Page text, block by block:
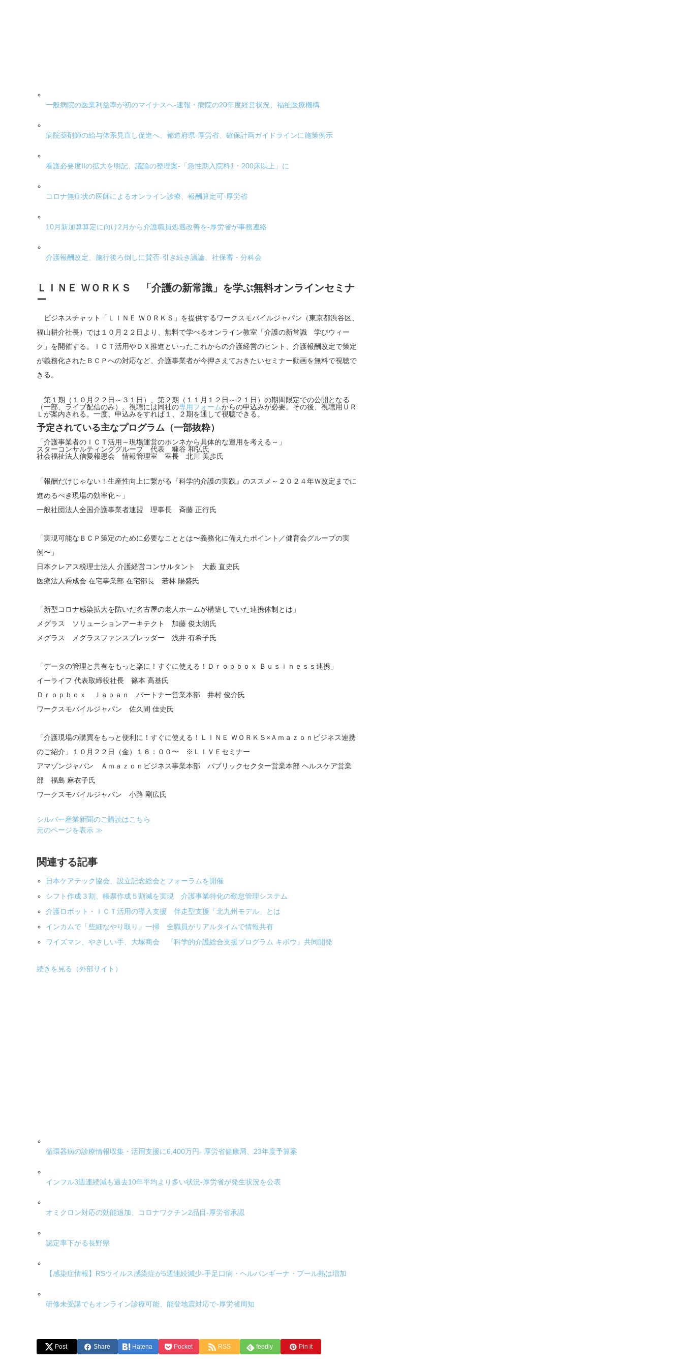
一般病院の医業利益率が初のマイナスへ-速報・病院の20年度経営状況、福祉医療機構
病院薬剤師の給与体系見直し促進へ、都道府県-厚労省、確保計画ガイドラインに施策例示
看護必要度IIの拡大を明記、議論の整理案-「急性期入院料1・200床以上」に
コロナ無症状の医師によるオンライン診療、報酬算定可-厚労省
10月新加算算定に向け2月から介護職員処遇改善を-厚労省が事務連絡
介護報酬改定、施行後ろ倒しに賛否-引き続き議論、社保審・分科会
ＬＩＮＥ ＷＯＲＫＳ 「介護の新常識」を学ぶ無料オンラインセミナ
ー
ビジネスチャット「ＬＩＮＥ ＷＯＲＫＳ」を提供するワークスモバイルジャパン（東京都渋谷区、
福山耕介社長）では１０月２２日より、無料で学べるオンライン教室「介護の新常識 学びウィー
ク」を開催する。ＩＣＴ活用やＤＸ推進といったこれからの介護経営のヒント、介護報酬改定で策定
が義務化されたＢＣＰへの対応など、介護事業者が今押さえておきたいセミナー動画を無料で視聴で
きる。
第１期（１０月２２日～３１日）、第２期（１１月１２日～２１日）の期間限定での公開となる
（一部、ライブ配信のみ）。視聴には同社の専用フォームからの申込みが必要。その後、視聴用ＵＲ
Ｌが案内される。一度、申込みをすれば１、２期を通して視聴できる。
予定されている主なプログラム（一部抜粋）
「介護事業者のＩＣＴ活用～現場運営のホンネから具体的な運用を考える～」
スターコンサルティンググループ 代表 糠谷 和弘氏
社会福祉法人信愛報恩会 情報管理室 室長 北川 美歩氏
「報酬だけじゃない！生産性向上に繋がる『科学的介護の実践』のススメ～２０２４年Ｗ改定までに
進めるべき現場の効率化～」
一般社団法人全国介護事業者連盟 理事長 斉藤 正行氏
「実現可能なＢＣＰ策定のために必要なこととは〜義務化に備えたポイント／健育会グループの実
例〜」
日本クレアス税理士法人 介護経営コンサルタント 大藪 直史氏
医療法人喬成会 在宅事業部 在宅部長 若林 陽盛氏
「新型コロナ感染拡大を防いだ名古屋の老人ホームが構築していた連携体制とは」
メグラス ソリューションアーキテクト 加藤 俊太朗氏
メグラス メグラスファンスプレッダー 浅井 有希子氏
「データの管理と共有をもっと楽に！すぐに使える！Ｄｒｏｐｂｏｘ Ｂｕｓｉｎｅｓｓ連携」
イーライフ 代表取締役社長 篠本 高基氏
Ｄｒｏｐｂｏｘ Ｊａｐａｎ パートナー営業本部 井村 俊介氏
ワークスモバイルジャパン 佐久間 佳史氏
「介護現場の購買をもっと便利に！すぐに使える！ＬＩＮＥ ＷＯＲＫＳ×Ａｍａｚｏｎビジネス連携
のご紹介」
１０月２２日（金）１６：００〜 ※ＬＩＶＥセミナー
アマゾンジャパン Ａｍａｚｏｎビジネス事業本部 パブリックセクター営業本部 ヘルスケア営業
部 福島 麻衣子氏
ワークスモバイルジャパン 小路 剛広氏
シルバー産業新聞のご購読はこちら
元のページを表示 ≫
関連する記事
日本ケアテック協会、設立記念総会とフォーラムを開催
シフト作成３割、帳票作成５割減を実現 介護事業特化の勤怠管理システム
介護ロボット・ＩＣＴ活用の導入支援 伴走型支援「北九州モデル」とは
インカムで「些細なやり取り」一掃 全職員がリアルタイムで情報共有
ワイズマン、やさしい手、大塚商会 『科学的介護総合支援プログラム キボウ』共同開発
続きを見る（外部サイト）
循環器病の診療情報収集・活用支援に6,400万円- 厚労省健康局、23年度予算案
インフル3週連続減も過去10年平均より多い状況-厚労省が発生状況を公表
オミクロン対応の効能追加、コロナワクチン2品目-厚労省承認
認定率下がる長野県
【感染症情報】RSウイルス感染症が5週連続減少-手足口病・ヘルパンギーナ・プール熱は増加
研修未受講でもオンライン診療可能、能登地震対応で-厚労省周知
Post Share Hatena Pocket RSS feedly Pin it